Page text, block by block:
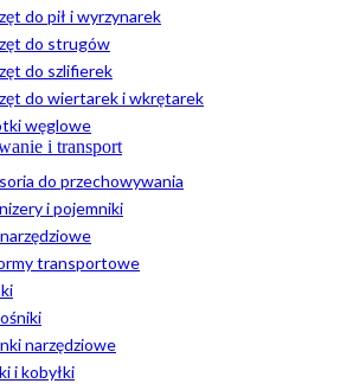
do pił i wyrzynarek
do strugów
do szlifierek
do wiertarek i wkrętarek
węglowe
i transport
do przechowywania
i pojemniki
transportowe
narzędziowe
i kobyłki